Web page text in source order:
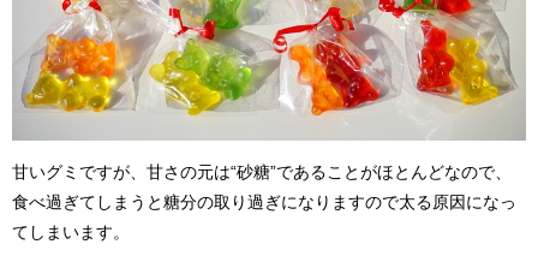
甘いグミですが、甘さの元は“砂糖”であることがほとんどなので、
食べ過ぎてしまうと糖分の取り過ぎになりますので太る原因になっ
てしまいます。